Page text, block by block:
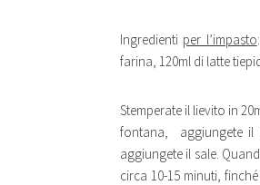
Ingredienti per l’impasto
farina, 120ml di latte
Stemperate il lievito in
fontana, aggiungete il
aggiungete il sale.
circa 10-15 minuti,